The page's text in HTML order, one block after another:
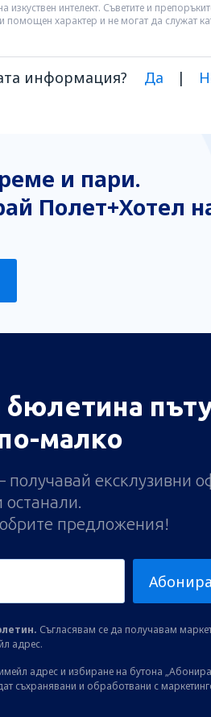
интелект. Съветите и
помощен характер и не могат да служат
информация? Да |
и пари.
Полет+Хотел
малко
ексклузивни
останали.
предложения!
Съгласявам се да получавам
адрес.
адрес и избиране на бутона
съхранявани и обработвани с